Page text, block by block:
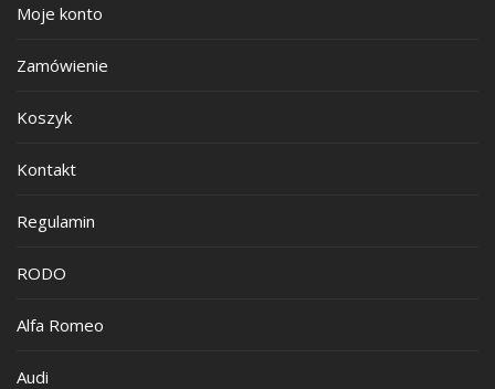
Moje konto
Zamówienie
Koszyk
Kontakt
Regulamin
RODO
Alfa Romeo
Audi